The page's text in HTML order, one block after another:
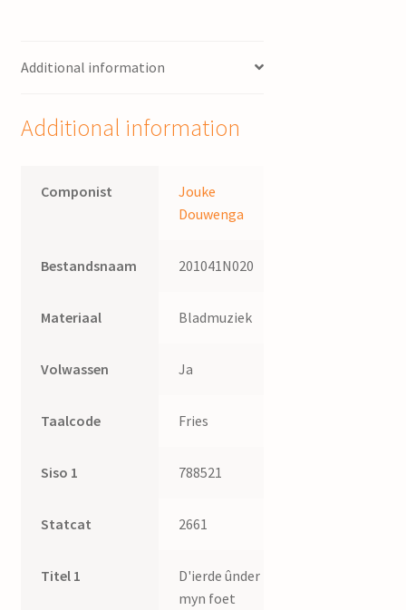
Additional information
Additional information
Componist
Jouke
Douwenga
Bestandsnaam 201041N020
Materiaal Bladmuziek
Volwassen Ja
Taalcode Fries
Siso 1 788521
Statcat 2661
Titel 1
D'ierde ûnder
myn foet